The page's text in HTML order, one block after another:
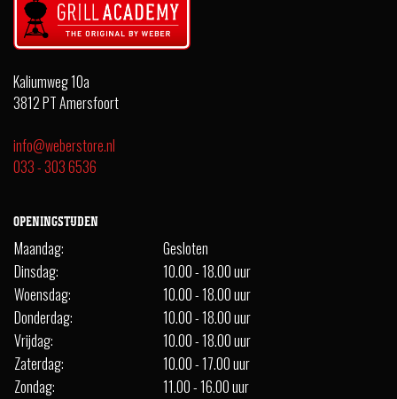
Kaliumweg 10a
3812 PT Amersfoort
info@weberstore.nl
033 - 303 6536
OPENINGSTIJDEN
Maandag:
Gesloten
Dinsdag:
10.00 - 18.00 uur
Woensdag:
10.00 - 18.00 uur
Donderdag:
10.00 - 18.00 uur
Vrijdag:
10.00 - 18.00 uur
Zaterdag:
10.00 - 17.00 uur
Zondag:
11.00 - 16.00 uur